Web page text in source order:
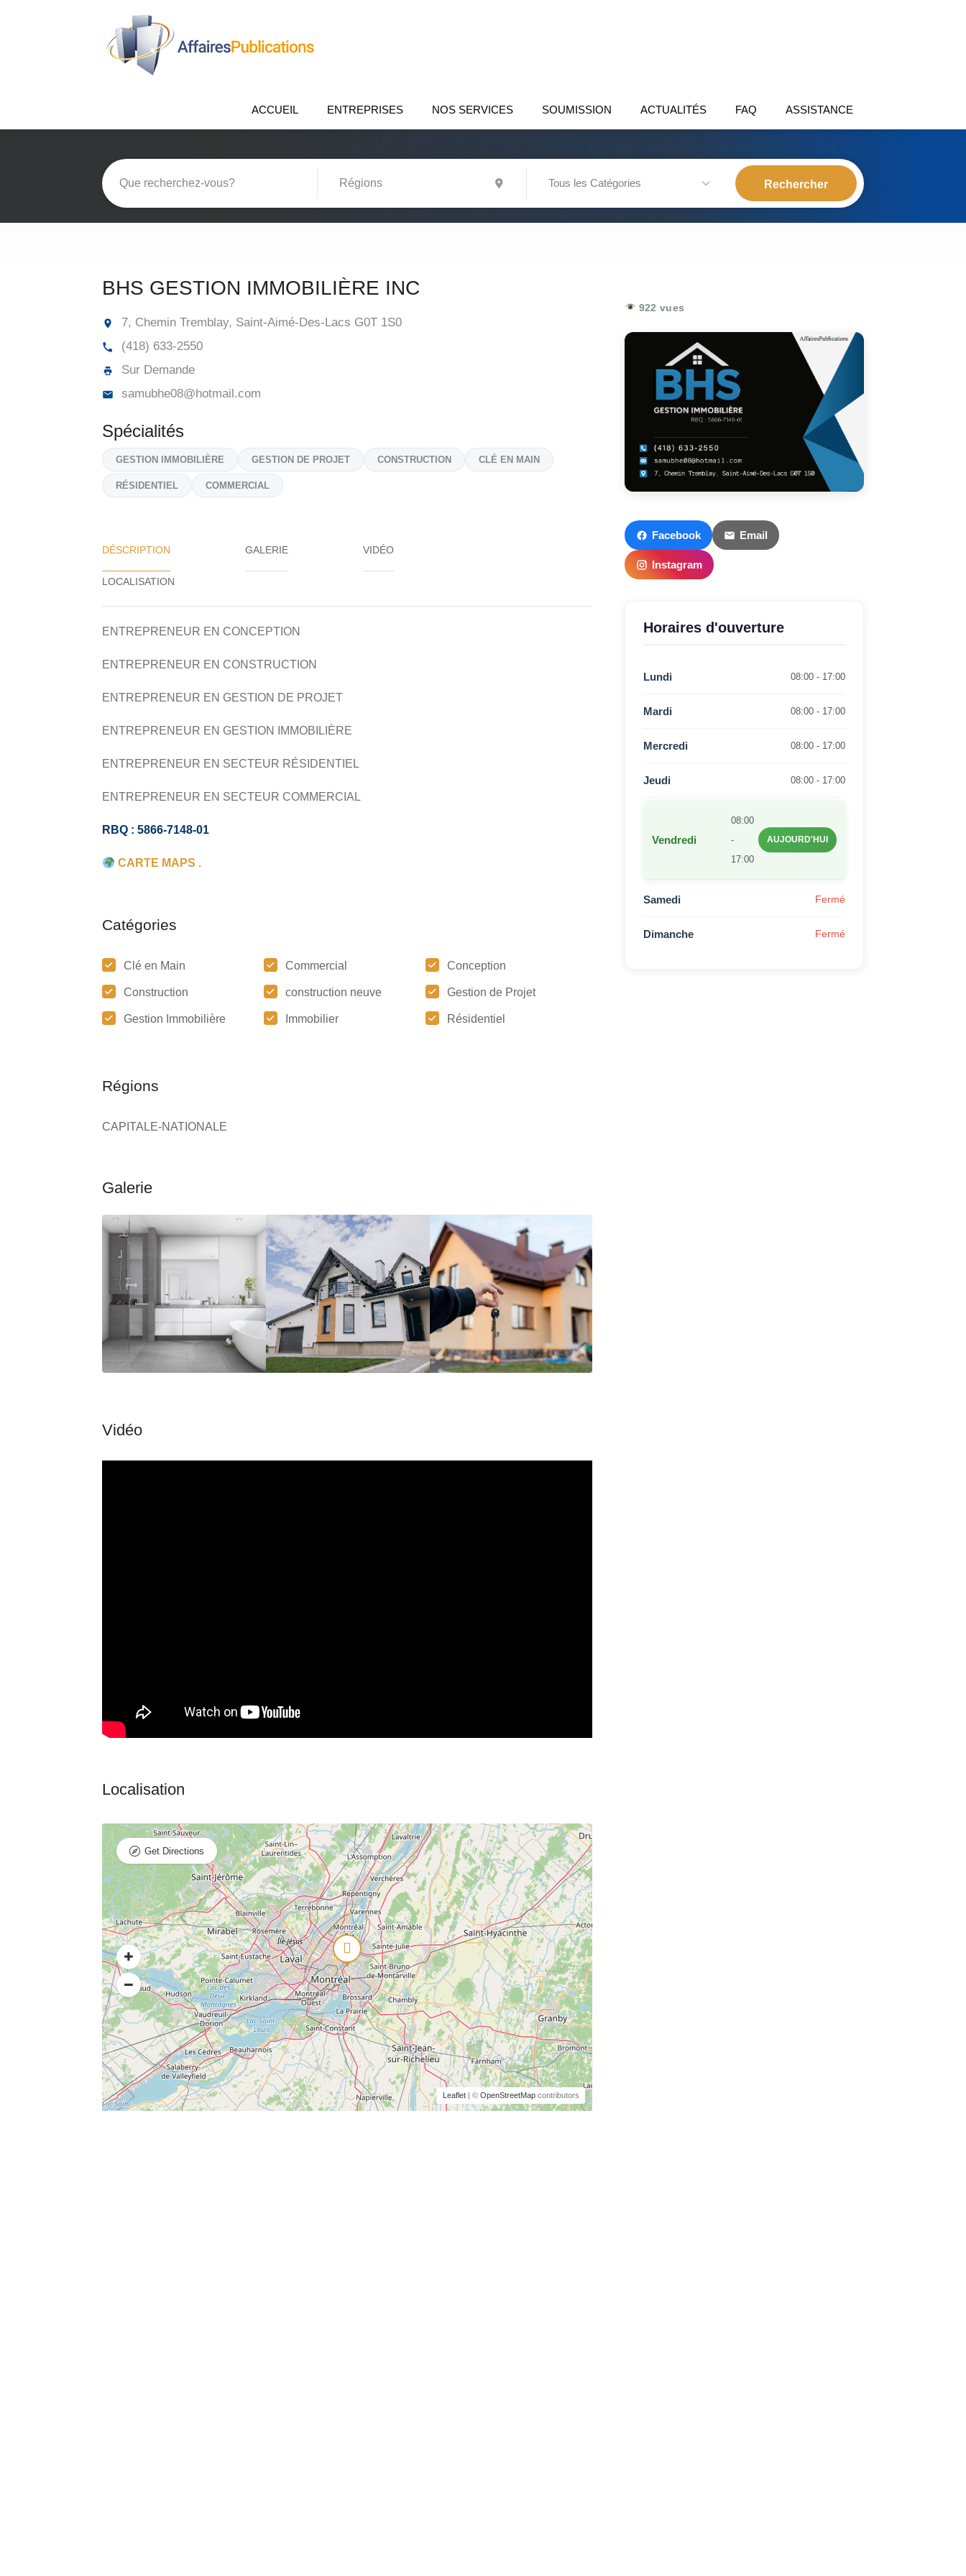
ACCUEIL ENTREPRISES NOS SERVICES SOUMISSION ACTUALITÉS FAQ ASSISTANCE
Tous les Catégories
BHS GESTION IMMOBILIÈRE INC
7, Chemin Tremblay, Saint-Aimé-Des-Lacs G0T 1S0
(418) 633-2550
Sur Demande
samubhe08@hotmail.com
Spécialités
GESTION IMMOBILIÈRE GESTION DE PROJET CONSTRUCTION CLÉ EN MAIN
RÉSIDENTIEL COMMERCIAL
DÉSCRIPTION GALERIE VIDÉO
ENTREPRENEUR EN CONCEPTION
ENTREPRENEUR EN CONSTRUCTION
ENTREPRENEUR EN GESTION DE PROJET
ENTREPRENEUR EN GESTION IMMOBILIÈRE
ENTREPRENEUR EN SECTEUR RÉSIDENTIEL
ENTREPRENEUR EN SECTEUR COMMERCIAL
RBQ : 5866-7148-01
CARTE MAPS .
Catégories
Clé en Main Commercial Conception
Construction construction neuve Gestion de Projet
Gestion Immobilière Immobilier Résidentiel
Régions
CAPITALE-NATIONALE
Leaflet| © OpenStreetMapcontributors
Get Directions
922 vues
Facebook Email
Instagram
Horaires d'ouverture
Lundi 08:00 - 17:00
Mardi 08:00 - 17:00
Mercredi 08:00 - 17:00
Jeudi 08:00 - 17:00
Vendredi
08:00
-
17:00
AUJOURD'HUI
Samedi Fermé
Dimanche Fermé